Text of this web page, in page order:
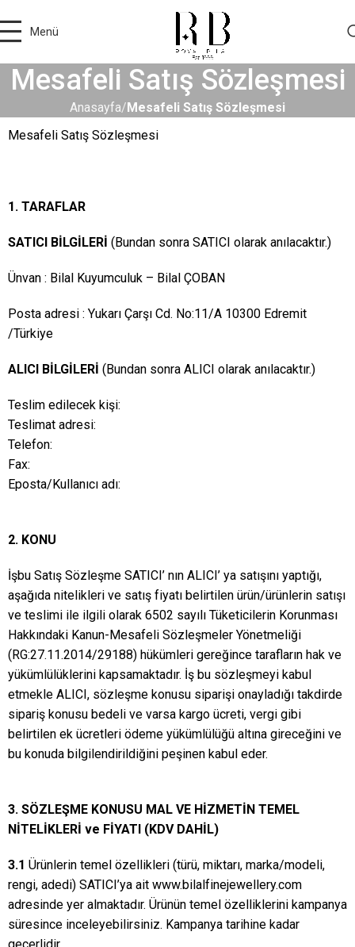
Menü
Mesafeli Satış Sözleşmesi
Anasayfa Mesafeli Satış Sözleşmesi
Mesafeli Satış Sözleşmesi
1. TARAFLAR
SATICI BİLGİLERİ (Bundan sonra SATICI olarak anılacaktır.)
Ünvan : Bilal Kuyumculuk – Bilal ÇOBAN
Posta adresi : Yukarı Çarşı Cd. No:11/A 10300 Edremit
/Türkiye
ALICI BİLGİLERİ (Bundan sonra ALICI olarak anılacaktır.)
Teslim edilecek kişi:
Teslimat adresi:
Telefon:
Fax:
Eposta/Kullanıcı adı:
2. KONU
İşbu Satış Sözleşme SATICI’ nın ALICI’ ya satışını yaptığı,
aşağıda nitelikleri ve satış fiyatı belirtilen ürün/ürünlerin satışı
ve teslimi ile ilgili olarak 6502 sayılı Tüketicilerin Korunması
Hakkındaki Kanun-Mesafeli Sözleşmeler Yönetmeliği
(RG:27.11.2014/29188) hükümleri gereğince tarafların hak ve
yükümlülüklerini kapsamaktadır. İş bu sözleşmeyi kabul
etmekle ALICI, sözleşme konusu siparişi onayladığı takdirde
sipariş konusu bedeli ve varsa kargo ücreti, vergi gibi
belirtilen ek ücretleri ödeme yükümlülüğü altına gireceğini ve
bu konuda bilgilendirildiğini peşinen kabul eder.
3. SÖZLEŞME KONUSU MAL VE HİZMETİN TEMEL
NİTELİKLERİ ve FİYATI (KDV DAHİL)
3.1 Ürünlerin temel özellikleri (türü, miktarı, marka/modeli,
rengi, adedi) SATICI’ya ait www.bilalfinejewellery.com
adresinde yer almaktadır. Ürünün temel özelliklerini kampanya
süresince inceleyebilirsiniz. Kampanya tarihine kadar